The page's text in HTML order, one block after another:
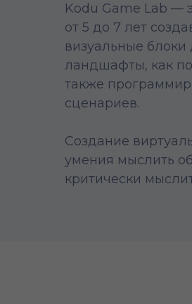
Kodu Game Lab —
от 5 до 7 лет
визуальные блоки
ландшафты, как
также
сценариев.
Создание
умения мыслить
критически